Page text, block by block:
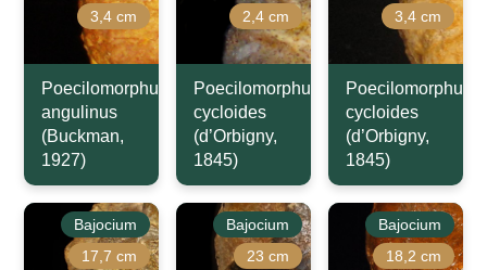
3,4 cm
Poecilomorphus
angulinus
(Buckman,
1927)
2,4 cm
Poecilomorphus
cycloides
(d’Orbigny,
1845)
3,4 cm
Poecilomorphus
cycloides
(d’Orbigny,
1845)
Bajocium
17,7 cm
Bajocium
23 cm
Bajocium
18,2 cm